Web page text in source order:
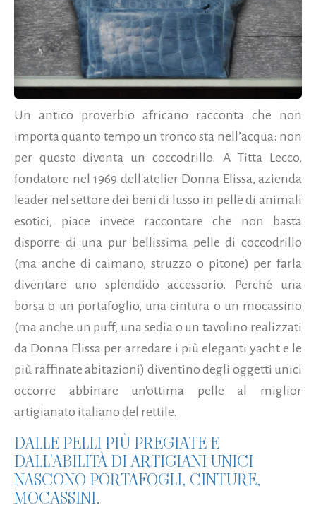
Un antico proverbio africano racconta che non
importa quanto tempo un tronco sta nell’acqua: non
per questo diventa un coccodrillo. A Titta Lecco,
fondatore nel 1969 dell'atelier Donna Elissa, azienda
leader nel settore dei beni di lusso in pelle di animali
esotici, piace invece raccontare che non basta
disporre di una pur bellissima pelle di coccodrillo
(ma anche di caimano, struzzo o pitone) per farla
diventare uno splendido accessorio. Perché una
borsa o un portafoglio, una cintura o un mocassino
(ma anche un puff, una sedia o un tavolino realizzati
da Donna Elissa per arredare i più eleganti yacht e le
più raffinate abitazioni) diventino degli oggetti unici
occorre abbinare un'ottima pelle al miglior
artigianato italiano del rettile.
DALLE PELLI PIÙ PREGIATE E
DALL'ABILITÀ DI ARTIGIANI UNICI
NASCONO PORTAFOGLI, CINTURE,
MOCASSINI…